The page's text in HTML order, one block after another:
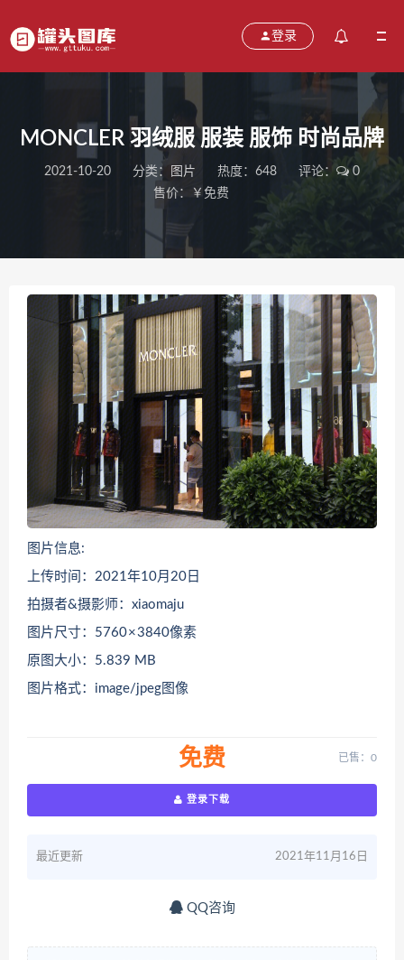
登录
MONCLER 羽绒服 服装 服饰 时尚品牌
2021-10-20 分类： 图片 热度：648 评论：
0
售价：￥免费
图片信息:
上传时间：2021年10月20日
拍摄者&摄影师：xiaomaju
图片尺寸：5760 × 3840像素
原图大小：5.839 MB
图片格式：image/jpeg图像
免费 已售：0
登录下载
最近更新 2021年11月16日
QQ咨询